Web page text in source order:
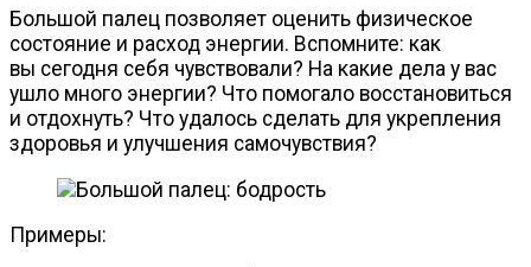
Большой палец позволяет оценить физическое
состояние и расход энергии. Вспомните: как
вы сегодня себя чувствовали? На какие дела у вас
ушло много энергии? Что помогало восстановиться
и отдохнуть? Что удалось сделать для укрепления
здоровья и улучшения самочувствия?
Примеры: